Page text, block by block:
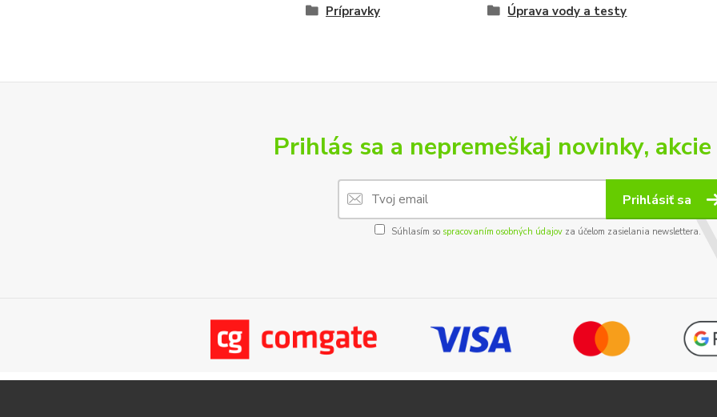
Prípravky Úprava vody a testy
Prihlás sa a nepremeškaj novinky,
Prihlásiť sa
Súhlasím so spracovaním osobných údajov za účelom zasielania newslettera.